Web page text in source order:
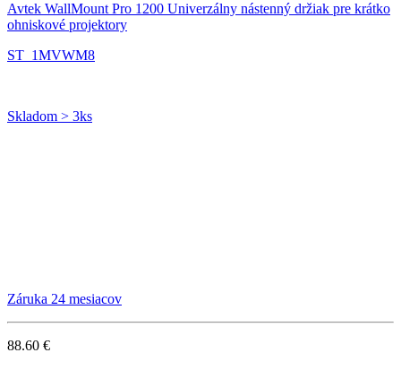
Avtek WallMount Pro 1200 Univerzálny nástenný držiak pre krátko
ohniskové projektory
ST_1MVWM8
Skladom > 3ks
Záruka 24 mesiacov
88.60 €